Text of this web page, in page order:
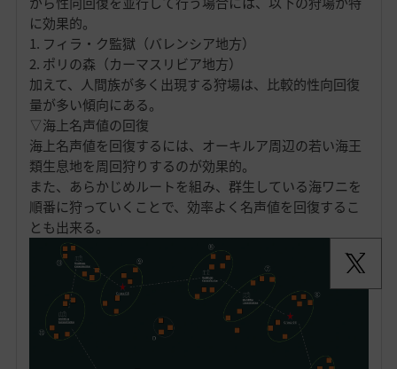
に効果的。
1. フィラ・ク監獄（バレンシア地方）
2. ポリの森（カーマスリビア地方）
加えて、人間族が多く出現する狩場は、比較的性向回復
量が多い傾向にある。
▽海上名声値の回復
海上名声値を回復するには、オーキルア周辺の若い海王
類生息地を周回狩りするのが効果的。
また、あらかじめルートを組み、群生している海ワニを
順番に狩っていくことで、効率よく名声値を回復するこ
とも出来る。